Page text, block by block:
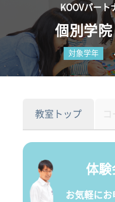
KOOVパート
個別学
対象学年
教室トップ コ
体験
お気軽に